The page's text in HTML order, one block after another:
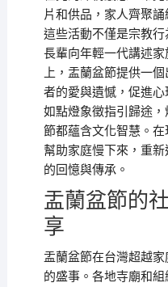
片和供品，家人齊聚
這些活動不僅是宗教行
長輩向年輕一代講述
上，盂蘭盆節提供一
者的愛與遺憾，促進心
如點燈象徵指引歸途
節都蘊含文化智慧。
幫助家庭慢下來，重
的回憶與傳承。
盂蘭盆節的
享
盂蘭盆節在台灣超越
的盛事。各地寺廟和